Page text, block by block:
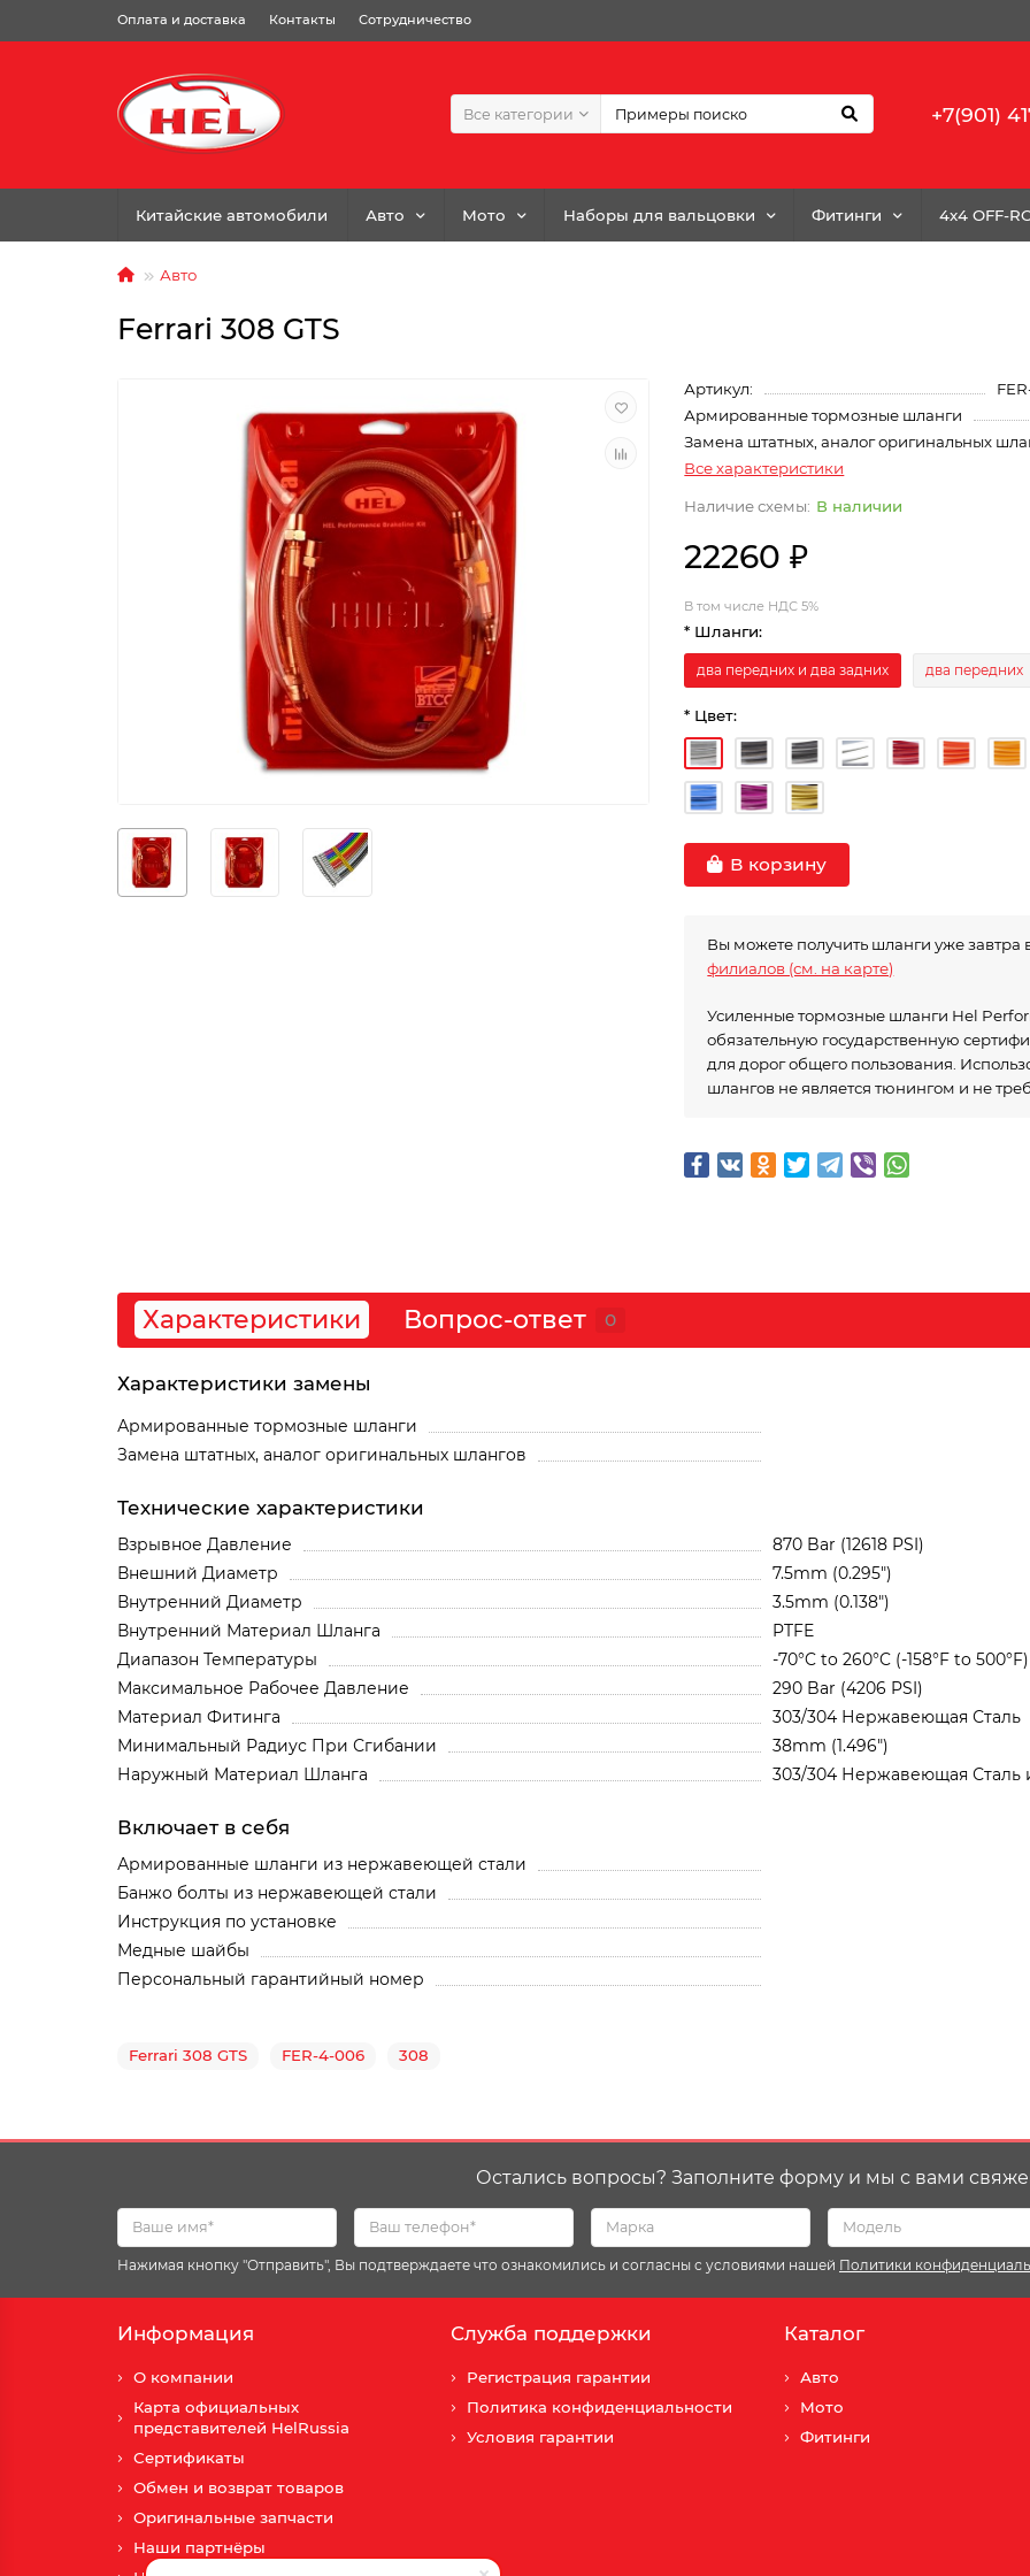
Оплата и доставка Контакты Сотрудничество
Все категории +7(901)
Китайские автомобили Авто Мото Наборы для вальцовки Фитинги 4x4 OFF-
Авто
Ferrari 308 GTS
Артикул:
Армированные тормозные шланги
Замена штатных, аналог оригинальных
Все характеристики
В наличии
22260 ₽
В том числе НДС 5%
* Шланги:
два передних и два задних два передних
* Цвет:
В корзину
Вы можете получить шланги уже
филиалов (см. на карте)
Усиленные тормозные шланги Hel
обязательную государственную
для дорог общего пользования.
шлангов не является тюнингом и не
Характеристики Вопрос-ответ 0
Характеристики замены
Армированные тормозные шланги
Замена штатных, аналог оригинальных шлангов
Технические характеристики
Взрывное Давление
870 Bar (12618 PSI)
Внешний Диаметр
7.5mm (0.295")
Внутренний Диаметр
3.5mm (0.138")
Внутренний Материал Шланга
PTFE
Диапазон Температуры
-70°C to 260°C (-158°F to 500°F)
Максимальное Рабочее Давление
290 Bar (4206 PSI)
Материал Фитинга
303/304 Нержавеющая Сталь
Минимальный Радиус При Сгибании
38mm (1.496")
Наружный Материал Шланга
303/304 Нержавеющая Сталь
Включает в себя
Армированные шланги из нержавеющей стали
Банжо болты из нержавеющей стали
Инструкция по установке
Медные шайбы
Персональный гарантийный номер
Ferrari 308 GTS FER-4-006 308
Остались вопросы? Заполните форму и мы с вами
Нажимая кнопку "Отправить", Вы подтверждаете что ознакомились и согласны с условиями нашей Политики
Информация
О компании
Карта официальных
представителей HelRussia
Сертификаты
Обмен и возврат товаров
Оригинальные запчасти
Наши партнёры
Служба поддержки
Регистрация гарантии
Политика конфиденциальности
Условия гарантии
Каталог
Авто
Мото
Фитинги